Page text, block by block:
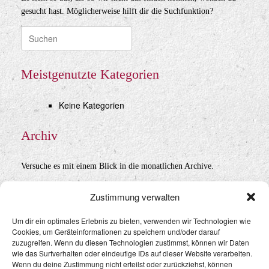
Zustimmung verwalten
Um dir ein optimales Erlebnis zu bieten, verwenden wir Technologien wie
Cookies, um Geräteinformationen zu speichern und/oder darauf
zuzugreifen. Wenn du diesen Technologien zustimmst, können wir Daten
wie das Surfverhalten oder eindeutige IDs auf dieser Website verarbeiten.
Wenn du deine Zustimmung nicht erteilst oder zurückziehst, können
gesucht hast. Möglicherweise hilft dir die Suchfunktion?
Suche
nach:
Meistgenutzte Kategorien
Keine Kategorien
Archiv
Versuche es mit einem Blick in die monatlichen Archive.
Datenschutz&Impressum